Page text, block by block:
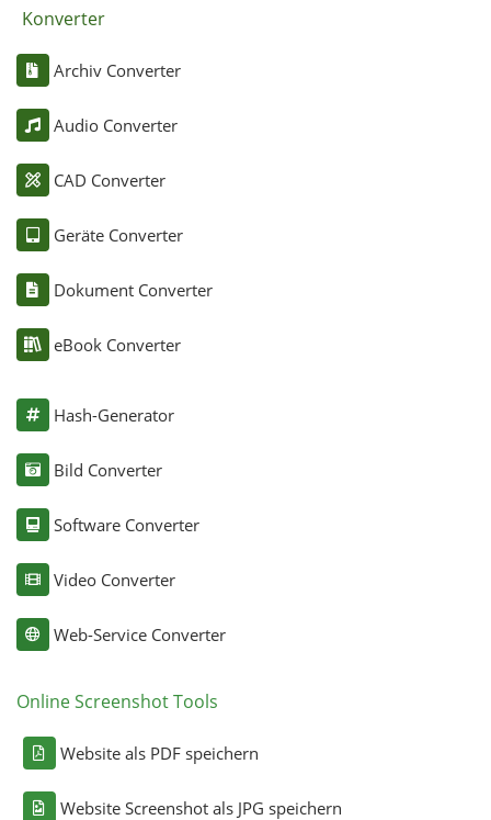
Konverter
Archiv Converter
Audio Converter
CAD Converter
Geräte Converter
Dokument Converter
eBook Converter
Hash-Generator
Bild Converter
Software Converter
Video Converter
Web-Service Converter
Online Screenshot Tools
Website als PDF speichern
Website Screenshot als JPG speichern